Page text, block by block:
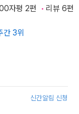
자평 2편 리뷰 6편
3위
신간알림 신청